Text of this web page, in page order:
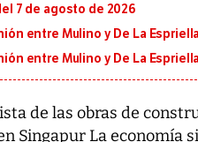
7 de agosto de 2026
entre Mulino y De La
entre Mulino y De La
de las obras de
Singapur La economía